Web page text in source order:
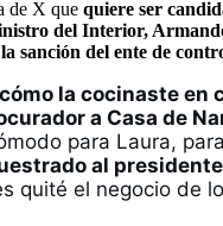
de X que quiere ser
del Interior,
sanción del ente de
cómo la cocinaste en
a Casa de
para Laura,
al presidente
quité el negocio de